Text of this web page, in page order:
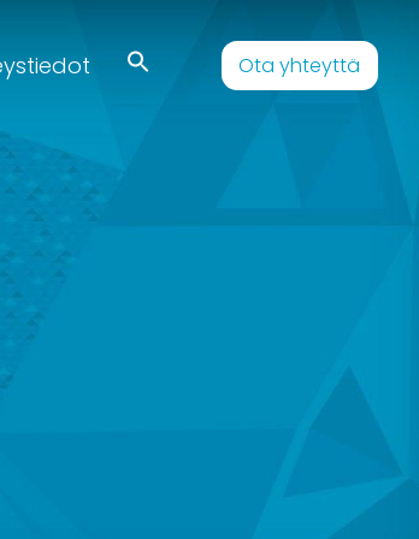
Ota yhteyttä